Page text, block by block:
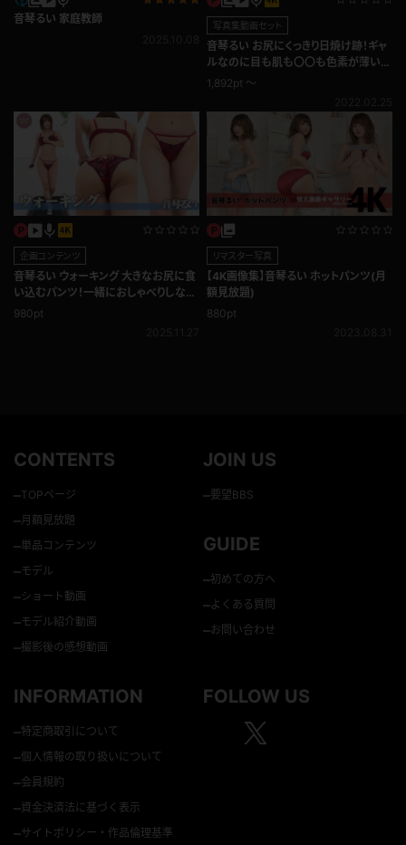
音琴るい 家庭教師
写真集動画セット
音琴るい お尻にくっきり日焼け跡！ギャ
ルなのに目も肌も〇〇も色素が薄い
100％透明感！ブルマ
1,892pt ～
企画コンテンツ
音琴るい ウォーキング 大きなお尻に食
い込むパンツ！一緒におしゃべりしなが
ら♪
980pt
リマスター写真
【4K画像集】音琴るい ホットパンツ(月
額見放題)
880pt
CONTENTS
–TOPページ
–月額見放題
–単品コンテンツ
–モデル
–ショート動画
–モデル紹介動画
–撮影後の感想動画
JOIN US
–要望BBS
GUIDE
–初めての方へ
–よくある質問
–お問い合わせ
INFORMATION
–特定商取引について
–個人情報の取り扱いについて
–会員規約
–資金決済法に基づく表示
–サイトポリシー・作品倫理基準
FOLLOW US